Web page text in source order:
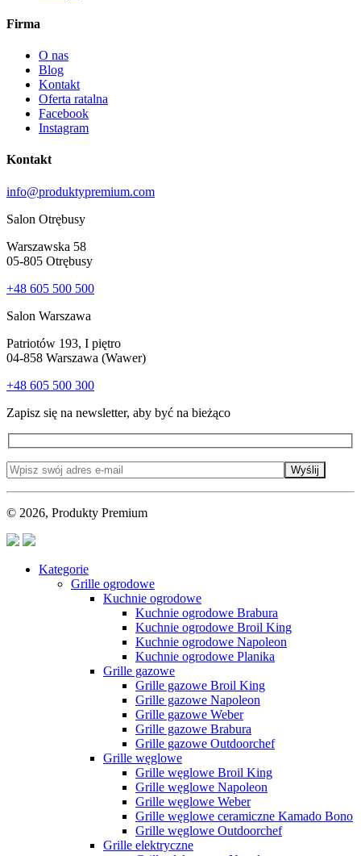
Firma
O nas
Blog
Kontakt
Oferta ratalna
Facebook
Instagram
Kontakt
info@produktypremium.com
Salon Otrębusy
Warszawska 58
05-805 Otrębusy
+48 605 500 500
Salon Warszawa
Patriotów 193, I piętro
04-858 Warszawa (Wawer)
+48 605 500 300
Zapisz się na newsletter, aby być na bieżąco
Wyślij
© 2026, Produkty Premium
Kategorie
Grille ogrodowe
Kuchnie ogrodowe
Kuchnie ogrodowe Brabura
Kuchnie ogrodowe Broil King
Kuchnie ogrodowe Napoleon
Kuchnie ogrodowe Planika
Grille gazowe
Grille gazowe Broil King
Grille gazowe Napoleon
Grille gazowe Weber
Grille gazowe Brabura
Grille gazowe Outdoorchef
Grille węglowe
Grille węglowe Broil King
Grille węglowe Napoleon
Grille węglowe Weber
Grille węglowe ceramiczne Kamado Bono
Grille węglowe Outdoorchef
Grille elektryczne